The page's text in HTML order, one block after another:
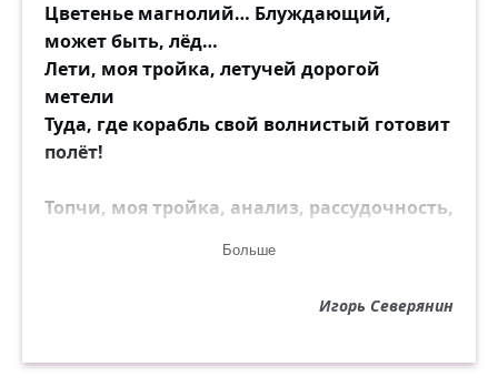
Цветенье магнолий… Блуждающий,
может быть, лёд…
Лети, моя тройка, летучей дорогой
метели
Туда, где корабль свой волнистый готовит
полёт!
Топчи, моя тройка, анализ, рассудочность,
Дымись кружевным, пенно-пламенным
Зачем? Беззачемно! Мне сердце пьянит
Корабль отплывает куда-то. Я буду на нём!
Больше
Игорь Северянин